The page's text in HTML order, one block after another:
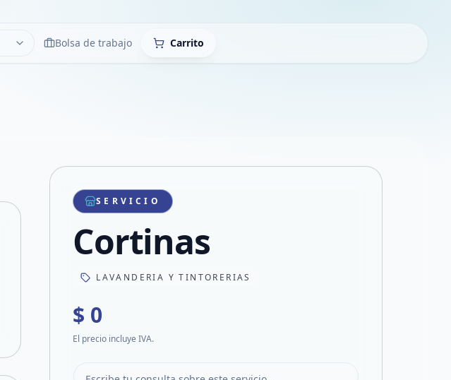
LimpiarBolsa de trabajo Carrito
Compartir producto
Compartir por WhatsApp
Compartir por mail
Compartir en Facebook
SERVICIO
Cortinas
LAVANDERIA Y TINTORERIAS
$ 0
El precio incluye IVA.